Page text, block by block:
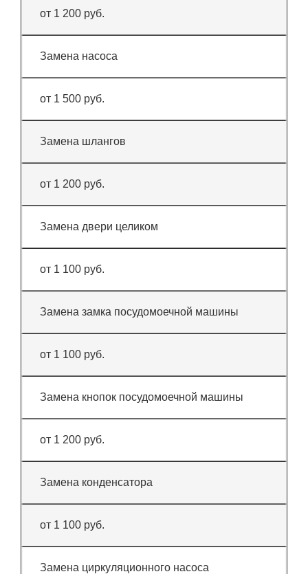
от 1 200 руб.
Замена насоса
от 1 500 руб.
Замена шлангов
от 1 200 руб.
Замена двери целиком
от 1 100 руб.
Замена замка посудомоечной машины
от 1 100 руб.
Замена кнопок посудомоечной машины
от 1 200 руб.
Замена конденсатора
от 1 100 руб.
Замена циркуляционного насоса